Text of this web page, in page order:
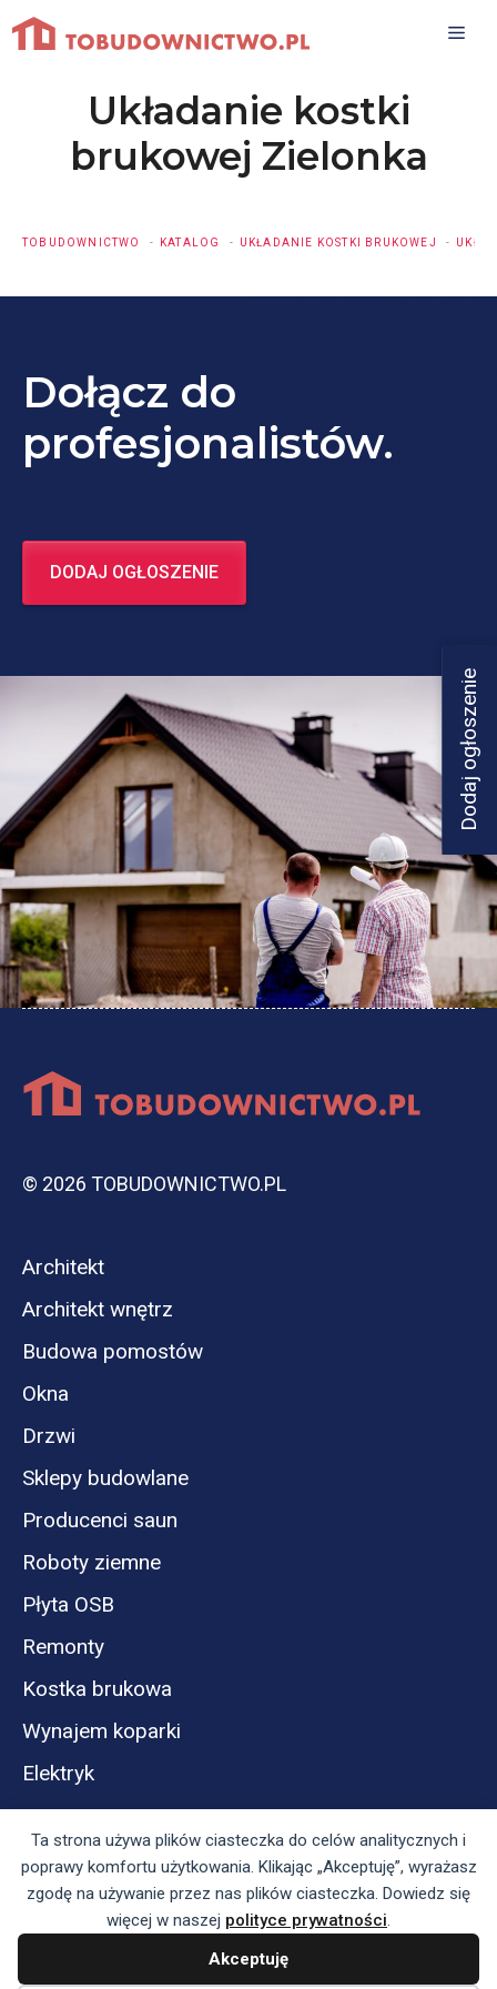
Ta strona używa plików ciasteczka do celów analitycznych i
poprawy komfortu użytkowania. Klikając „Akceptuję”, wyrażasz
zgodę na używanie przez nas plików ciasteczka. Dowiedz się
więcej w naszej polityce prywatności.
Akceptuję
Przejdź
do
Układanie kostki
brukowej Zielonka
TOBUDOWNICTWO KATALOG UKŁADANIE KOSTKI BRUKOWEJ
Dodaj ogłoszenie
Dołącz do
profesjonalistów.
DODAJ OGŁOSZENIE
© 2026 TOBUDOWNICTWO.PL
Architekt
Architekt wnętrz
Budowa pomostów
Okna
Drzwi
Sklepy budowlane
Producenci saun
Roboty ziemne
Płyta OSB
Remonty
Kostka brukowa
Wynajem koparki
Elektryk
Panel reklamodawcy